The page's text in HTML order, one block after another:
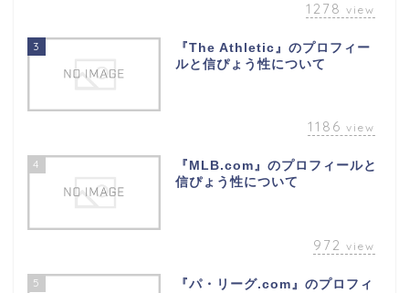
1278 view
3
『The Athletic』のプロフィー
ルと信ぴょう性について
1186 view
4
『MLB.com』のプロフィールと
信ぴょう性について
972 view
5
『パ・リーグ.com』のプロフィ